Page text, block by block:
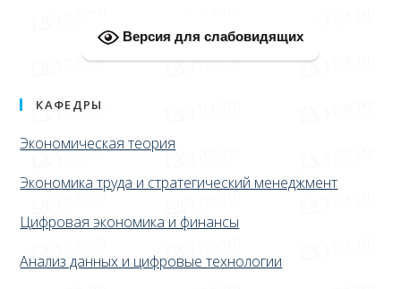
Версия для слабовидящих
КАФЕДРЫ
Экономическая теория
Экономика труда и стратегический менеджмент
Цифровая экономика и финансы
Анализ данных и цифровые технологии